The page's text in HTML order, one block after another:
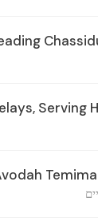
Serving